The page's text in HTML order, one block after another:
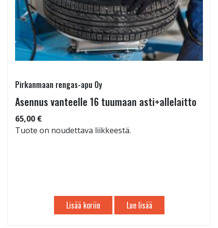
Pirkanmaan rengas-apu Oy
Asennus vanteelle 16 tuumaan asti+allelaitto
65,00 €
Tuote on noudettava liikkeestä.
Lisää koriin Lue lisää